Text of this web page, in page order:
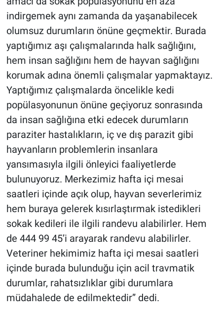
indirgemek aynı zamanda da yaşanabilecek
olumsuz durumların önüne geçmektir. Burada
yaptığımız aşı çalışmalarında halk sağlığını,
hem insan sağlığını hem de hayvan sağlığını
korumak adına önemli çalışmalar yapmaktayız.
Yaptığımız çalışmalarda öncelikle kedi
popülasyonunun önüne geçiyoruz sonrasında
da insan sağlığına etki edecek durumların
paraziter hastalıkların, iç ve dış parazit gibi
hayvanların problemlerin insanlara
yansımasıyla ilgili önleyici faaliyetlerde
bulunuyoruz. Merkezimiz hafta içi mesai
saatleri içinde açık olup, hayvan severlerimiz
hem buraya gelerek kısırlaştırmak istedikleri
sokak kedileri ile ilgili randevu alabilirler. Hem
de 444 99 45’i arayarak randevu alabilirler.
Veteriner hekimimiz hafta içi mesai saatleri
içinde burada bulunduğu için acil travmatik
durumlar, rahatsızlıklar gibi durumlara
müdahalede de edilmektedir” dedi.